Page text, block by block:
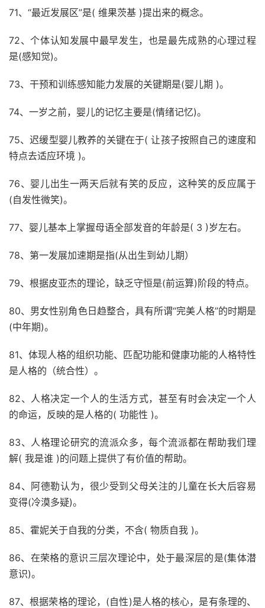
71、“最近发展区”是( 维果茨基 )提出来的概念。
72、个体认知发展中最早发生，也是最先成熟的心理过程
是(感知觉)。
73、干预和训练感知能力发展的关键期是(婴儿期 )。
74、一岁之前，婴儿的记忆主要是(情绪记忆)。
75、迟缓型婴儿教养的关键在于( 让孩子按照自己的速度和
特点去适应环境 )。
76、婴儿出生一两天后就有笑的反应，这种笑的反应属于
(自发性微笑)。
77、婴儿基本上掌握母语全部发音的年龄是( 3 )岁左右。
78、第一发展加速期是指(从出生到幼儿期）
79、根据皮亚杰的理论，缺乏守恒是(前运算)阶段的特点。
80、男女性别角色日趋整合，具有所谓“完美人格”的时期是
(中年期)。
81、体现人格的组织功能、匹配功能和健康功能的人格特性
是人格的（统合性）。
82、人格决定一个人的生活方式，甚至有时会决定一个人
的命运，反映的是人格的( 功能性 )。
83、人格理论研究的流派众多，每个流派都在帮助我们理
解( 我是谁 )的问题上提供了有价值的帮助。
84、阿德勒认为，很少受到父母关注的儿童在长大后容易
变得(冷漠多疑)。
85、霍妮关于自我的分类，不含( 物质自我 )。
86、在荣格的意识三层次理论中，处于最深层的是(集体潜
意识)。
87、根据荣格的理论，(自性)是人格的核心，是有条理的、